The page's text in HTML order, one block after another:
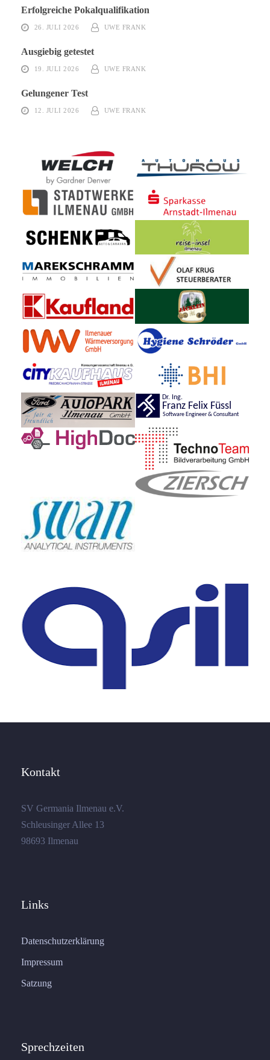
Erfolgreiche Pokalqualifikation
26. JULI 2026 UWE FRANK
Ausgiebig getestet
19. JULI 2026 UWE FRANK
Gelungener Test
12. JULI 2026 UWE FRANK
Kontakt
SV Germania Ilmenau e.V.
Schleusinger Allee 13
98693 Ilmenau
Links
Datenschutzerklärung
Impressum
Satzung
Sprechzeiten